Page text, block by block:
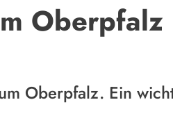
Oberpfalz
Oberpfalz. Ein